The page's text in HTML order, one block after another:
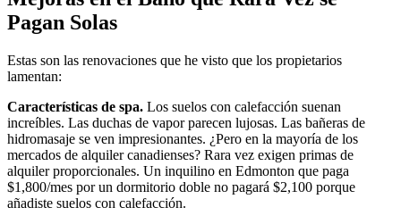
Pagan Solas
Estas son las renovaciones que he visto que los propietarios
lamentan:
Características de spa. Los suelos con calefacción suenan
increíbles. Las duchas de vapor parecen lujosas. Las bañeras de
hidromasaje se ven impresionantes. ¿Pero en la mayoría de los
mercados de alquiler canadienses? Rara vez exigen primas de
alquiler proporcionales. Un inquilino en Edmonton que paga
$1,800/mes por un dormitorio doble no pagará $2,100 porque
añadiste suelos con calefacción.